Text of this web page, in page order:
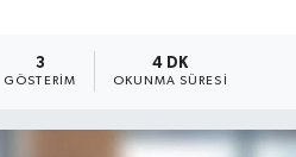
3
GÖSTERIM
4 DK
OKUNMA SÜRESI